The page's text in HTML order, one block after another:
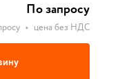
По запросу
• цена без НДС